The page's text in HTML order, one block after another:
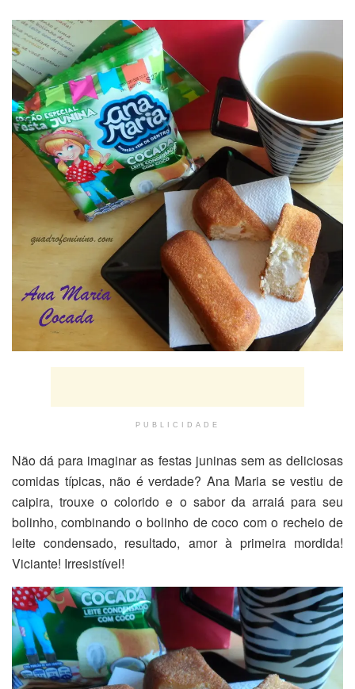
PUBLICIDADE
Não dá para imaginar as festas juninas sem as deliciosas
comidas típicas, não é verdade? Ana Maria se vestiu de
caipira, trouxe o colorido e o sabor da arraiá para seu
bolinho, combinando o bolinho de coco com o recheio de
leite condensado, resultado, amor à primeira mordida!
Viciante! Irresistível!